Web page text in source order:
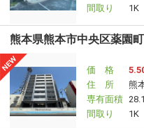
間取り
1K
熊本県熊本市中央区薬園町
価 格
住 所
熊
専有面積
間取り
1K